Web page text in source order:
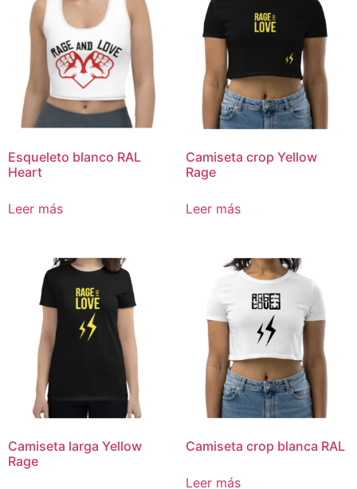
Esqueleto blanco RAL
Heart
Leer más
Camiseta crop Yellow
Rage
Leer más
Camiseta larga Yellow
Rage
Camiseta crop blanca RAL
Leer más